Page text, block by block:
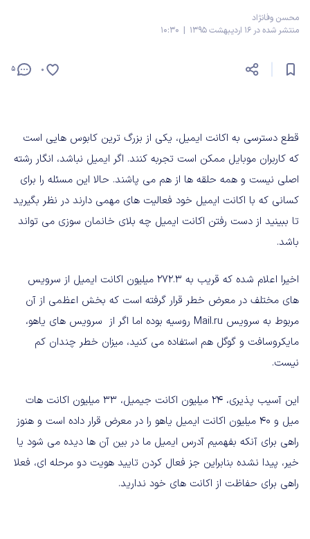
محسن وفانژاد
منتشر شده در 16 اردیبهشت 1395 | 10:30
5 0
قطع دسترسی به اکانت ایمیل، یکی از بزرگ ترین کابوس هایی است
که کاربران موبایل ممکن است تجربه کنند. اگر ایمیل نباشد، انگار رشته
اصلی نیست و همه حلقه ها از هم می پاشند. حالا این مسئله را برای
کسانی که با اکانت ایمیل خود فعالیت های مهمی دارند در نظر بگیرید
تا ببینید از دست رفتن اکانت ایمیل چه بلای خانمان سوزی می تواند
باشد.
اخیرا اعلام شده که قریب به 272.3 میلیون اکانت ایمیل از سرویس
های مختلف در معرض خطر قرار گرفته است که بخش اعظمی از آن
مربوط به سرویس Mail.ru روسیه بوده اما اگر از سرویس های یاهو،
مایکروسافت و گوگل هم استفاده می کنید، میزان خطر چندان کم
نیست.
این آسیب پذیری، 24 میلیون اکانت جیمیل، 33 میلیون اکانت هات
میل و 40 میلیون اکانت ایمیل یاهو را در معرض قرار داده است و هنوز
راهی برای آنکه بفهمیم آدرس ایمیل ما در بین آن ها دیده می شود یا
خیر، پیدا نشده بنابراین جز فعال کردن تایید هویت دو مرحله ای، فعلا
راهی برای حفاظت از اکانت های خود ندارید.